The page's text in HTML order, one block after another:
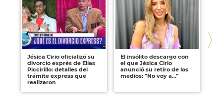
Jésica Cirio oficializó su
divorcio exprés de Elías
Piccirillo: detalles del
trámite express que
realizaron
El insólito descargo con
el que Jésica Cirio
anunció su retiro de los
medios: "No voy a..."